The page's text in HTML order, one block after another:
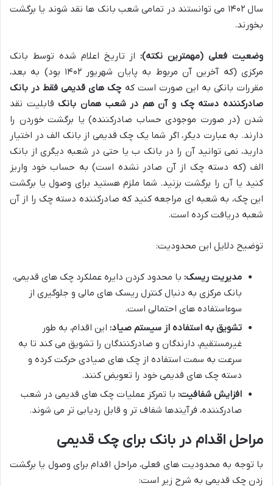
سال ۱۴۰۲ می توانستند در تمامی شعب بانک ها نقد شوند یا برگشت
بخورند.
وضعیت فعلی (مهمترین نکته):از تاریخ اعلام شده توسط بانک
مرکزی (که آخرین آن مربوط به پایان شهریور ۱۴۰۲ بود) به بعد،
مقررات بانکی به این صورت است که چک های قدیمی فقط در بانک
صادرکننده دسته چک و آن هم در شعب همان بانک قابلیت نقد
شدن (در صورت موجودی حساب صادرکننده) یا برگشت خوردن را
دارند. به عبارت دیگر، اگر شما یک چک قدیمی از بانک الف در اختیار
دارید، نمی توانید آن را در بانک ب یا حتی در شعبه دیگری از بانک
الف (که دسته چک از آن صادر نشده است) به حساب خود واریز
کنید یا آن را برگشت بزنید. شما ملزم هستید برای وصول یا برگشت
این چک، به شعبه ای مراجعه کنید که صادرکننده دسته چک را از آن
شعبه دریافت کرده است.
توضیح دلایل این محدودیت:
مدیریت ریسک: با محدود کردن دایره عملکرد چک های قدیمی،
بانک مرکزی به دنبال کنترل ریسک های مالی و جلوگیری از
سوءاستفاده های احتمالی است.
تشویق به استفاده از سیستم صیاد: این اقدام، به طور
غیرمستقیم، دارندگان و صادرکنندگان را تشویق می کند تا به
سرعت به سمت استفاده از چک های صیادی حرکت کرده و
دسته چک های قدیمی خود را تعویض کنند.
افزایش شفافیت: با تمرکز عملیات چک های قدیمی در شعب
صادرکننده، فرآیندها شفاف تر و قابل ردیابی تر می شوند.
مراحل اقدام در بانک برای چک قدیمی
با توجه به محدودیت های فعلی، مراحل اقدام برای وصول یا برگشت
زدن چک قدیمی به شرح زیر است: